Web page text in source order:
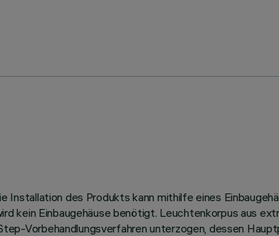
des Produkts kann mithilfe eines
kein Einbaugehäuse benötigt. Leuchtenkorpus aus
Vorbehandlungsverfahren unterzogen, dessen